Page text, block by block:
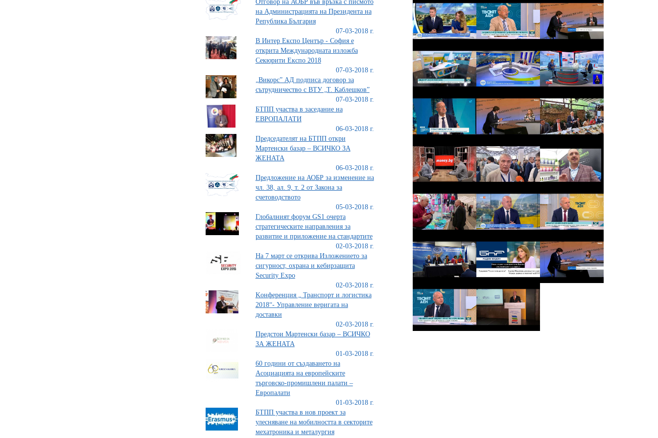
Отговор на АОБР във връзка с писмото
на Администрацията на Президента на
Република България
07-03-2018 г.
В Интер Експо Център - София е
открита Международната изложба
Секюрити Експо 2018
07-03-2018 г.
„Викорс” АД подписа договор за
сътрудничество с ВТУ „Т. Каблешков”
07-03-2018 г.
БТПП участва в заседание на
ЕВРОПАЛАТИ
06-03-2018 г.
Председателят на БТПП откри
Мартенски базар – ВСИЧКО ЗА
ЖЕНАТА
06-03-2018 г.
Предложение на АОБР за изменение на
чл. 38, ал. 9, т. 2 от Закона за
счетоводството
05-03-2018 г.
Глобалният форум GS1 очерта
стратегическите направления за
развитие и приложение на стандартите
02-03-2018 г.
На 7 март се открива Изложението за
сигурност, охрана и кебирзащита
Security Expo
02-03-2018 г.
Kонференция „ Транспорт и логистика
2018“- Управление веригата на
доставки
02-03-2018 г.
Предстои Мартенски базар – ВСИЧКО
ЗА ЖЕНАТА
01-03-2018 г.
60 години от създаването на
Асоциацията на европейските
търговско-промишлени палати –
Европалати
01-03-2018 г.
БТПП участва в нов проект за
улесняване на мобилността в секторите
мехатроника и металургия